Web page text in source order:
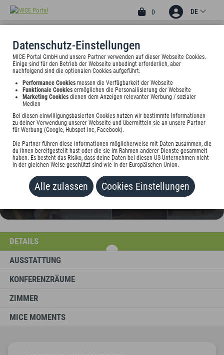
Datenschutz-Einstellungen
MICE Portal GmbH und unsere Partner verwenden auf dieser Webseite Cookies.
Einige sind für den Betrieb der Webseite unbedingt erforderlich, aber
nachfolgend sind die optionalen Cookies aufgeführt:
Performance Cookies messen die Verfügbarkeit der Webseite
Funktionale Cookies ermöglichen die Personailisierung der Webseite
Marketing Cookies dienen dem Anzeigen relevanter Werbung / sozialer
Medien
Bei diesen einwilligungsbasierten Cookies nutzen wir bestimmte Informationen
zu deiner Verwendung unserer Webseite und übermitteln sie an unsere Partner
für Werbung (Google, Hubspot Inc, Facebook).
Die Partner führen diese Informationen möglicherweise mit Daten zusammen, die
du ihnen bereitgestellt hast oder die sie im Rahmen anderer Dienste gesammelt
haben. Es besteht das Risiko, dass deine Daten bei diesen US-Unternehmen nicht
in der gleichen Weise geschützt sind wie in der Europäischen Union.
Alle zulassen Cookies Einstellungen
0 DE
2
HOTEL
ASCHAFFENBURGER HOF
BY TRIP INN
Frohsinnstr. 11, 63739 Aschaffenburg, Deutschland
Preis auf Anfrage
HINZUFÜGEN
DETAILS
AUSSTATTUNG
KONFERENZRÄUME
ZIMMER
MICE MOMENTS